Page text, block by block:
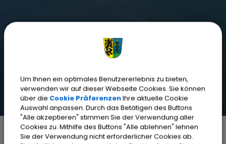
Um Ihnen ein optimales Benutzererlebnis zu bieten,
verwenden wir auf dieser Webseite Cookies. Sie können
über die Cookie PräferenzenIhre aktuelle Cookie
Auswahl anpassen. Durch das Betätigen des Buttons
"Alle akzeptieren" stimmen Sie der Verwendung aller
Cookies zu. Mithilfe des Buttons "Alle ablehnen" lehnen
Sie der Verwendung nicht erforderlicher Cookies ab.